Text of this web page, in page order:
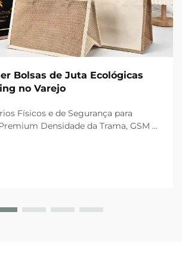
Bolsas de Juta Ecológicas
no Varejo
Físicos e de Segurança para
Densidade da Trama, GSM e
para garantir durabilidade e